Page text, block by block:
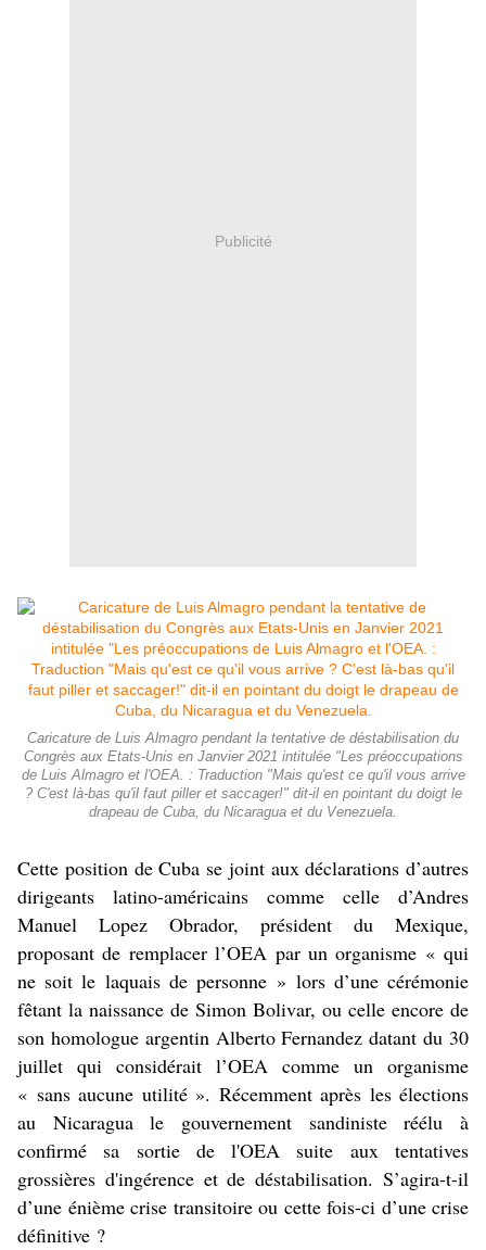
Publicité
Caricature de Luis Almagro pendant la tentative de déstabilisation du
Congrès aux Etats-Unis en Janvier 2021 intitulée "Les préoccupations
de Luis Almagro et l'OEA. : Traduction "Mais qu'est ce qu'il vous arrive
? C'est là-bas qu'il faut piller et saccager!" dit-il en pointant du doigt le
drapeau de Cuba, du Nicaragua et du Venezuela.
Cette position de Cuba se joint aux déclarations d’autres
dirigeants latino-américains comme celle d’Andres
Manuel Lopez Obrador, président du Mexique,
proposant de remplacer l’OEA par un organisme « qui
ne soit le laquais de personne » lors d’une cérémonie
fêtant la naissance de Simon Bolivar, ou celle encore de
son homologue argentin Alberto Fernandez datant du 30
juillet qui considérait l’OEA comme un organisme
« sans aucune utilité ». Récemment après les élections
au Nicaragua le gouvernement sandiniste réélu à
confirmé sa sortie de l'OEA suite aux tentatives
grossières d'ingérence et de déstabilisation. S’agira-t-il
d’une énième crise transitoire ou cette fois-ci d’une crise
définitive ?